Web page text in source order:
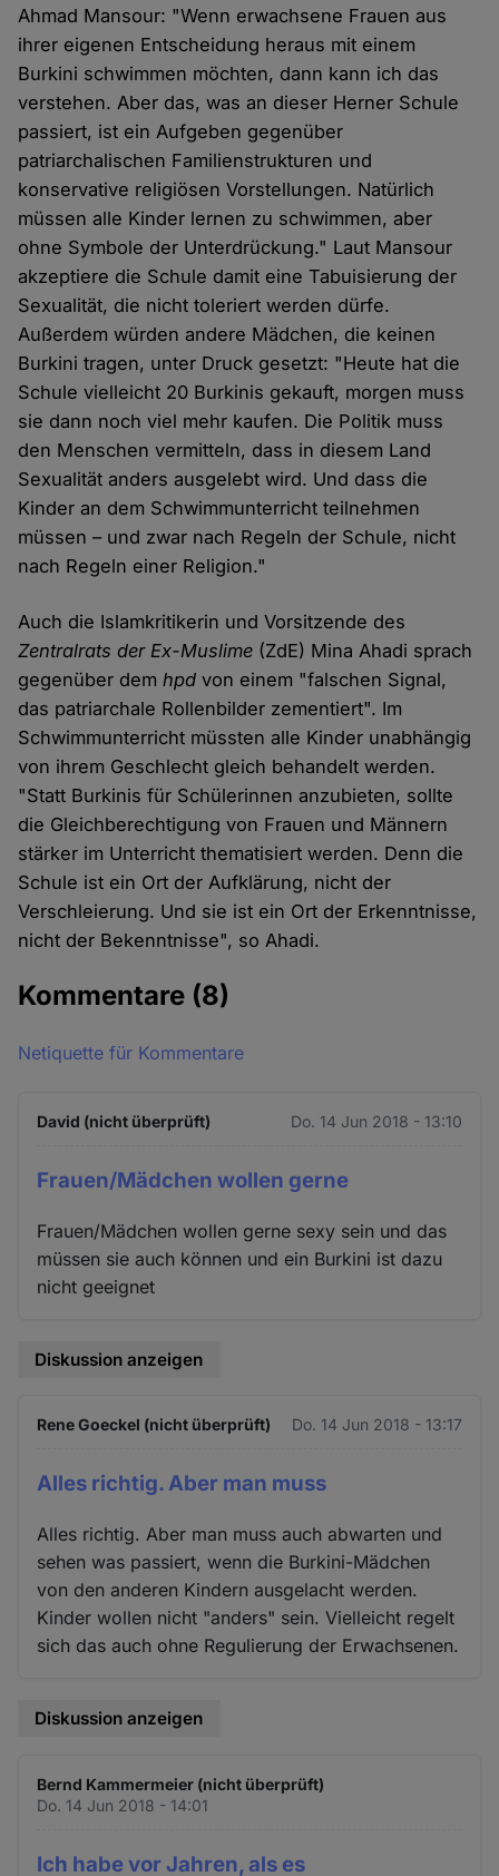
Ahmad Mansour: "Wenn erwachsene Frauen aus
ihrer eigenen Entscheidung heraus mit einem
Burkini schwimmen möchten, dann kann ich das
verstehen. Aber das, was an dieser Herner Schule
passiert, ist ein Aufgeben gegenüber
patriarchalischen Familienstrukturen und
konservative religiösen Vorstellungen. Natürlich
müssen alle Kinder lernen zu schwimmen, aber
ohne Symbole der Unterdrückung." Laut Mansour
akzeptiere die Schule damit eine Tabuisierung der
Sexualität, die nicht toleriert werden dürfe.
Außerdem würden andere Mädchen, die keinen
Burkini tragen, unter Druck gesetzt: "Heute hat die
Schule vielleicht 20 Burkinis gekauft, morgen muss
sie dann noch viel mehr kaufen. Die Politik muss
den Menschen vermitteln, dass in diesem Land
Sexualität anders ausgelebt wird. Und dass die
Kinder an dem Schwimmunterricht teilnehmen
müssen – und zwar nach Regeln der Schule, nicht
nach Regeln einer Religion."
Auch die Islamkritikerin und Vorsitzende des
Zentralrats der Ex-Muslime (ZdE) Mina Ahadi sprach
gegenüber demhpd von einem "falschen Signal,
das patriarchale Rollenbilder zementiert". Im
Schwimmunterricht müssten alle Kinder unabhängig
von ihrem Geschlecht gleich behandelt werden.
"Statt Burkinis für Schülerinnen anzubieten, sollte
die Gleichberechtigung von Frauen und Männern
stärker im Unterricht thematisiert werden. Denn die
Schule ist ein Ort der Aufklärung, nicht der
Verschleierung. Und sie ist ein Ort der Erkenntnisse,
nicht der Bekenntnisse", so Ahadi.
Kommentare (8)
Netiquette für Kommentare
David (nicht überprüft) Do. 14 Jun 2018 - 13:10
Frauen/Mädchen wollen gerne
Frauen/Mädchen wollen gerne sexy sein und das
müssen sie auch können und ein Burkini ist dazu
nicht geeignet
Diskussion anzeigen
Rene Goeckel (nicht überprüft) Do. 14 Jun 2018 - 13:17
Alles richtig. Aber man muss
Alles richtig. Aber man muss auch abwarten und
sehen was passiert, wenn die Burkini-Mädchen
von den anderen Kindern ausgelacht werden.
Kinder wollen nicht "anders" sein. Vielleicht regelt
sich das auch ohne Regulierung der Erwachsenen.
Diskussion anzeigen
Bernd Kammermeier (nicht überprüft)
Do. 14 Jun 2018 - 14:01
Ich habe vor Jahren, als es